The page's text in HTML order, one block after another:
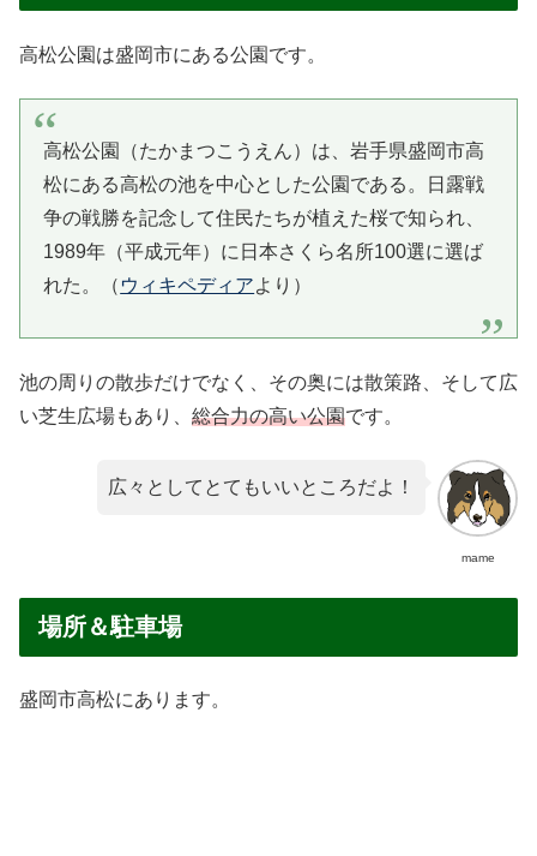
高松公園は盛岡市にある公園です。
高松公園（たかまつこうえん）は、岩手県盛岡市高
松にある高松の池を中心とした公園である。日露戦
争の戦勝を記念して住民たちが植えた桜で知られ、
1989年（平成元年）に日本さくら名所100選に選ば
れた。（ ウィキペディアより）
池の周りの散歩だけでなく、その奥には散策路、そして広
い芝生広場もあり、 総合力の高い公園です。
mame
広々としてとてもいいところだよ！
場所＆駐車場
盛岡市高松にあります。